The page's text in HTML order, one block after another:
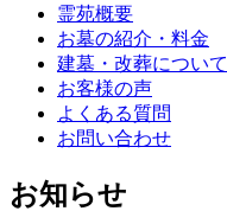
霊苑概要
お墓の紹介・料金
建墓・改葬について
お客様の声
よくある質問
お問い合わせ
お知らせ